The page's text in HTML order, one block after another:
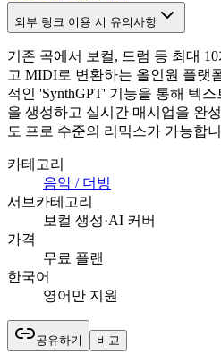
외부 링크 이용 시 유의사항
기존 곡에서 보컬, 드럼 등 최대
고 MIDI로 변환하는 올인원 플랫
적인 'SynthGPT' 기능을 통해 텍
을 생성하고 실시간 매시업을 완
도 프로 수준의 리믹스가 가능합
카테고리
음악 / 더빙
서브카테고리
보컬 생성·AI 커버
가격
무료 플랜
한국어
영어만 지원
공유하기 비교